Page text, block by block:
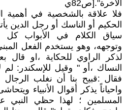
الآخرة".[ص82ي
فلا علاقة بالشخصية في أهمية
الحكيم أو الناسك أو رجل الدين
سياق الكلام في الأبواب
وتوجهه، وهو يستخدم الفعل
لذكر الراوي للحكاية ،او
النساك ،أو " وقيل للإسكندر: لم
واحياناً يذكر أقوال الأنبياء
المسلمين ؛ لهذا حظي النبي